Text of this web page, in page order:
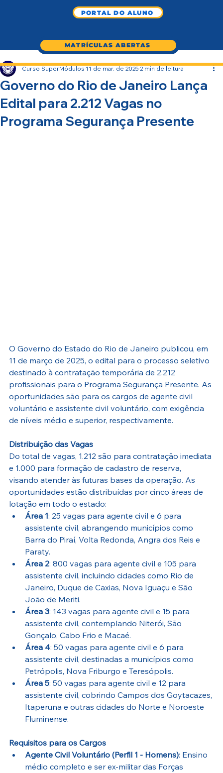
MATRÍCULAS ABERTAS
PORTAL DO ALUNO
Governo do Rio de Janeiro Lança
Edital para 2.212 Vagas no
Programa Segurança Presente
Curso SuperMódulos 11 de mar. de 2025 2 min de leitura
O Governo do Estado do Rio de Janeiro publicou, em
11 de março de 2025, o edital para o processo seletivo
destinado à contratação temporária de 2.212
profissionais para o Programa Segurança Presente. As
oportunidades são para os cargos de agente civil
voluntário e assistente civil voluntário, com exigência
de níveis médio e superior, respectivamente.
Distribuição das Vagas
Do total de vagas, 1.212 são para contratação imediata
e 1.000 para formação de cadastro de reserva,
visando atender às futuras bases da operação. As
oportunidades estão distribuídas por cinco áreas de
lotação em todo o estado:
Área 1: 25 vagas para agente civil e 6 para
assistente civil, abrangendo municípios como
Barra do Piraí, Volta Redonda, Angra dos Reis e
Paraty.
Área 2: 800 vagas para agente civil e 105 para
assistente civil, incluindo cidades como Rio de
Janeiro, Duque de Caxias, Nova Iguaçu e São
João de Meriti.
Área 3: 143 vagas para agente civil e 15 para
assistente civil, contemplando Niterói, São
Gonçalo, Cabo Frio e Macaé.
Área 4: 50 vagas para agente civil e 6 para
assistente civil, destinadas a municípios como
Petrópolis, Nova Friburgo e Teresópolis.
Área 5: 50 vagas para agente civil e 12 para
assistente civil, cobrindo Campos dos Goytacazes,
Itaperuna e outras cidades do Norte e Noroeste
Fluminense.
Requisitos para os Cargos
Agente Civil Voluntário (Perfil 1 - Homens): Ensino
médio completo e ser ex-militar das Forças